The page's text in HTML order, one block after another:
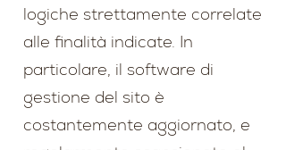
logiche strettamente correlate
alle finalità indicate. In
particolare, il software di
gestione del sito è
costantemente aggiornato, e